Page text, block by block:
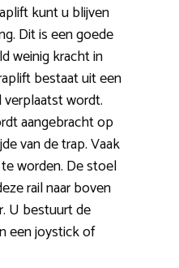
kunt u blijven
Dit is een goede
weinig kracht in
bestaat uit een
wordt.
aangebracht op
van de trap. Vaak
worden. De stoel
rail naar boven
U bestuurt de
een joystick of